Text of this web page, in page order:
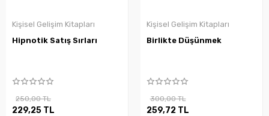
Kişisel Gelişim Kitapları
Hipnotik Satış Sırları
250,00 TL
229,25 TL
Kişisel Gelişim Kitapları
Birlikte Düşünmek
300,00 TL
259,72 TL